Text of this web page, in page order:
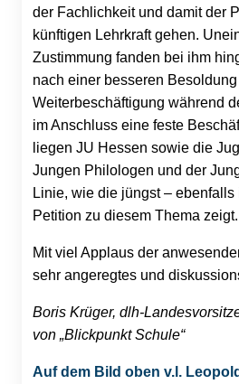
der Fachlichkeit und damit der
künftigen Lehrkraft gehen.
Zustimmung fanden bei ihm
nach einer besseren
Weiterbeschäftigung während
im Anschluss eine feste
liegen JU Hessen sowie die
Jungen Philologen und der
Linie, wie die jüngst –
Petition zu diesem Thema zeigt.
Mit viel Applaus der
sehr angeregtes und
Boris Krüger, dlh-
von „Blickpunkt Schule“
Auf dem Bild oben v.l.